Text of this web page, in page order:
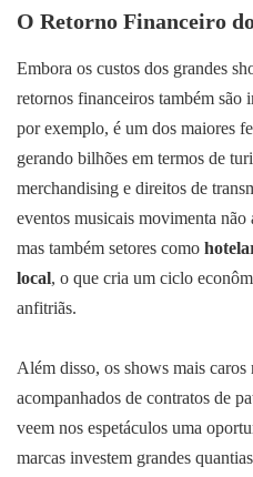
O Retorno Financeiro
Embora os custos dos grandes
retornos financeiros também são
por exemplo, é um dos maiores
gerando bilhões em termos de
merchandising e direitos de
eventos musicais movimenta não
mas também setores como
local, o que cria um ciclo
anfitriãs.
Além disso, os shows mais
acompanhados de contratos de
veem nos espetáculos uma
marcas investem grandes